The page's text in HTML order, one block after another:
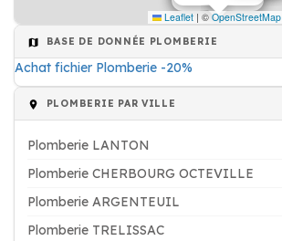
Leaflet | © OpenStreetMap
BASE DE DONNÉE PLOMBERIE
Achat fichier Plomberie -20%
PLOMBERIE PAR VILLE
Plomberie LANTON
Plomberie CHERBOURG OCTEVILLE
Plomberie ARGENTEUIL
Plomberie TRELISSAC